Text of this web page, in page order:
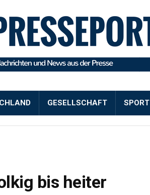
GESELLSCHAFT SPORT
bis heiter